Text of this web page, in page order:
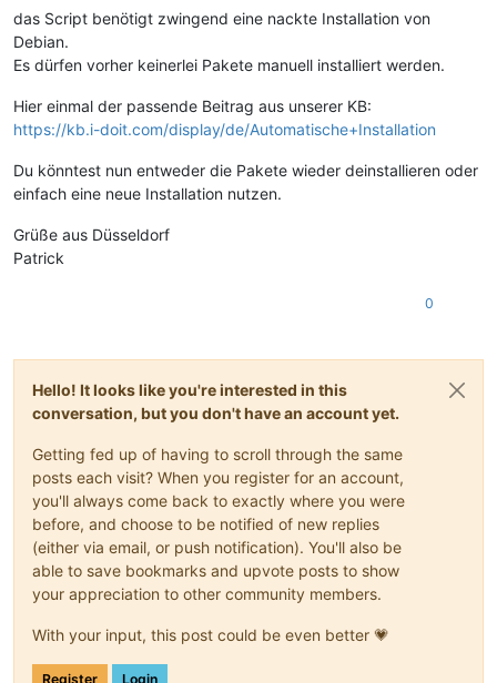
das Script benötigt zwingend eine nackte Installation von
Debian.
Es dürfen vorher keinerlei Pakete manuell installiert werden.
Hier einmal der passende Beitrag aus unserer KB:
https://kb.i-doit.com/display/de/Automatische+Installation
Du könntest nun entweder die Pakete wieder deinstallieren oder
einfach eine neue Installation nutzen.
Grüße aus Düsseldorf
Patrick
0
Hello! It looks like you're interested in this
conversation, but you don't have an account yet.
Getting fed up of having to scroll through the same
posts each visit? When you register for an account,
you'll always come back to exactly where you were
before, and choose to be notified of new replies
(either via email, or push notification). You'll also be
able to save bookmarks and upvote posts to show
your appreciation to other community members.
With your input, this post could be even better 💗
Register Login